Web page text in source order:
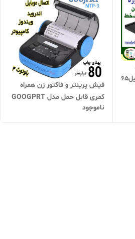
برندGOOJPRT، با تیغه استیل65
فیش پرینتر و فاکتور زن همراه
کمری قابل حمل مدل GOOGPRT
میلیمتر
ناموجود